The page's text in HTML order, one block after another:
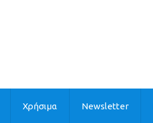
Χρήσιμα Newsletter